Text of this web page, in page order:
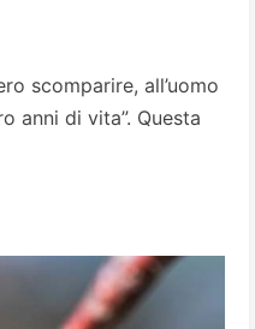
scomparire, all’uomo
anni di vita”. Questa